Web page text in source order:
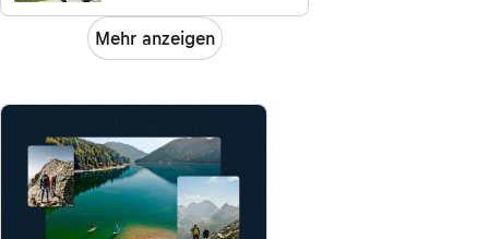
Mehr anzeigen